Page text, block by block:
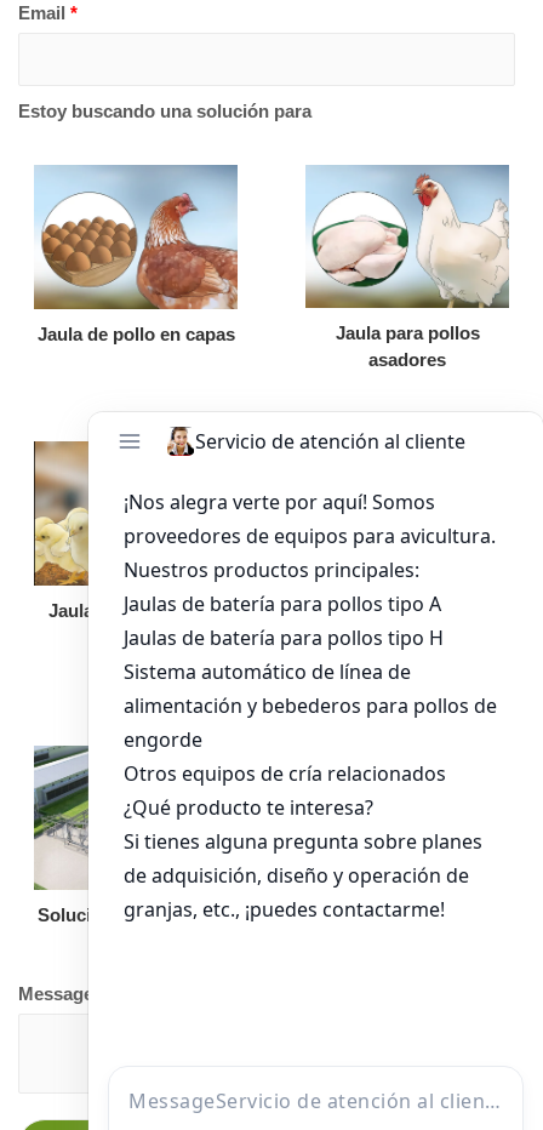
Email *
Estoy buscando una solución para
Jaula de pollo en capas
Jaula para pollos
asadores
Jaula de pollo pollita
Bandeja de
alimentación para
pollos de engorde
Solución llave en mano Otro equipo
Message